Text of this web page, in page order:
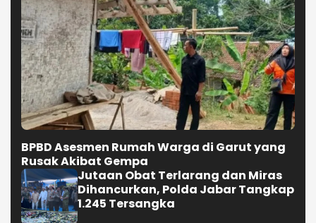
BPBD Asesmen Rumah Warga di Garut yang
Rusak Akibat Gempa
Jutaan Obat Terlarang dan Miras
Dihancurkan, Polda Jabar Tangkap
1.245 Tersangka